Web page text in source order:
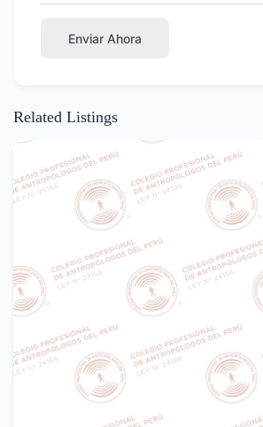
Enviar Ahora
Related Listings